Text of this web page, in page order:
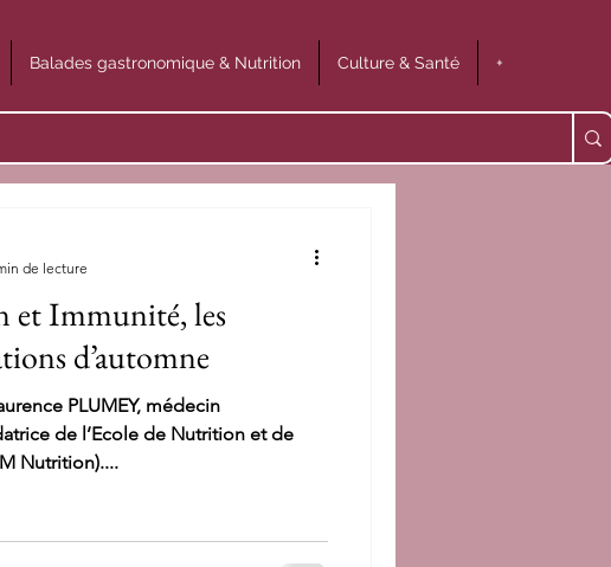
Balades gastronomique & Nutrition Culture & Santé +
et Immunité, les
d’automne
PLUMEY, médecin
de l’Ecole de Nutrition et de
Nutrition)....
de lecture